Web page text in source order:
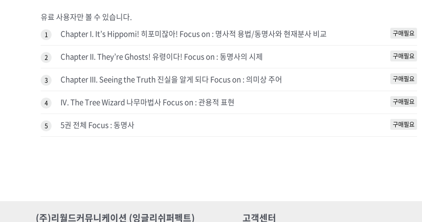
유료 사용자만 볼 수 있습니다.
1 Chapter I. It’s Hippomi! 히포미잖아! Focus on : 명사적 용법/동명사와 현재분사 비교 구매필요
2 Chapter II. They’re Ghosts! 유령이다! Focus on : 동명사의 시제 구매필요
3 Chapter III. Seeing the Truth 진실을 알게 되다 Focus on : 의미상 주어 구매필요
4 IV. The Tree Wizard 나무마법사 Focus on : 관용적 표현 구매필요
5 5권 전체 Focus : 동명사 구매필요
(주)리월드커뮤니케이션 (잉글리쉬퍼펙트) 고객센터